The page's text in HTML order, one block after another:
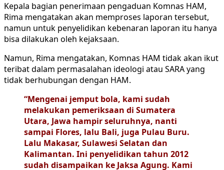
Kepala bagian penerimaan pengaduan Komnas HAM,
Rima mengatakan akan memproses laporan tersebut,
namun untuk penyelidikan kebenaran laporan itu hanya
bisa dilakukan oleh kejaksaan.
Namun, Rima mengatakan, Komnas HAM tidak akan ikut
teribat dalam permasalahan ideologi atau SARA yang
tidak berhubungan dengan HAM.
“Mengenai jemput bola, kami sudah
melakukan pemeriksaan di Sumatera
Utara, Jawa hampir seluruhnya, nanti
sampai Flores, lalu Bali, juga Pulau Buru.
Lalu Makasar, Sulawesi Selatan dan
Kalimantan. Ini penyelidikan tahun 2012
sudah disampaikan ke Jaksa Agung. Kami